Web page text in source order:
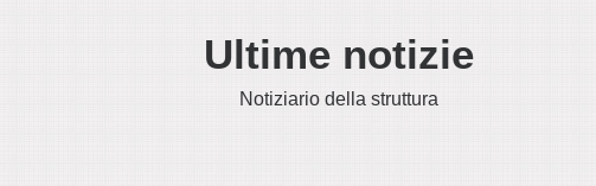
Ultime notizie
Notiziario della struttura